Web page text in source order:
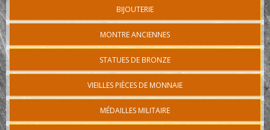
BIJOUTERIE
MONTRE ANCIENNES
STATUES DE BRONZE
VIEILLES PIÈCES DE MONNAIE
MÉDAILLES MILITAIRE